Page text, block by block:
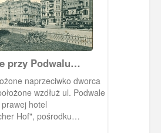
przy Podwalu
naprzeciwko dworca
wzdłuż ul. Podwale
hotel
Hof", pośrodku